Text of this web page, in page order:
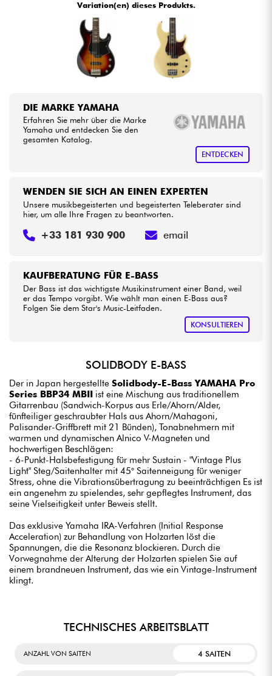
Variation(en) dieses Produkts.
DIE MARKE YAMAHA
Erfahren Sie mehr über die Marke
Yamaha und entdecken Sie den
gesamten Katalog.
ENTDECKEN
KAUFBERATUNG FÜR E-BASS
Der Bass ist das wichtigste Musikinstrument einer Band, weil
er das Tempo vorgibt. Wie wählt man einen E-Bass aus?
Folgen Sie dem Star's Music-Leitfaden.
KONSULTIEREN
WENDEN SIE SICH AN EINEN EXPERTEN
Unsere musikbegeisterten und begeisterten Teleberater sind
hier, um alle Ihre Fragen zu beantworten.
+33 181 930 900 email
SOLIDBODY E-BASS
Der in Japan hergestellte Solidbody-E-Bass YAMAHA Pro
Series BBP34 MBII ist eine Mischung aus traditionellem
Gitarrenbau (Sandwich-Korpus aus Erle/Ahorn/Alder,
fünfteiliger geschraubter Hals aus Ahorn/Mahagoni,
Palisander-Griffbrett mit 21 Bünden), Tonabnehmern mit
warmen und dynamischen Alnico V-Magneten und
hochwertigen Beschlägen:
- 6-Punkt-Halsbefestigung für mehr Sustain - "Vintage Plus
Light" Steg/Saitenhalter mit 45° Saitenneigung für weniger
Stress, ohne die Vibrationsübertragung zu beeinträchtigen Es ist
ein angenehm zu spielendes, sehr gepflegtes Instrument, das
seine Vielseitigkeit unter Beweis stellt.
Das exklusive Yamaha IRA-Verfahren (Initial Response
Acceleration) zur Behandlung von Holzarten löst die
Spannungen, die die Resonanz blockieren. Durch die
Vorwegnahme der Alterung der Holzarten spielen Sie auf
einem brandneuen Instrument, das wie ein Vintage-Instrument
klingt.
TECHNISCHES ARBEITSBLATT
ANZAHL VON SAITEN 4 SAITEN